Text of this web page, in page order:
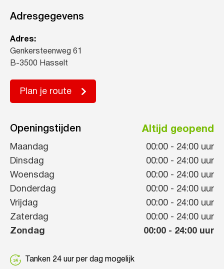
Adresgegevens
Adres:
Genkersteenweg 61
B-3500 Hasselt
Plan je route
Openingstijden Altijd geopend
Maandag 00:00 - 24:00 uur
Dinsdag
00:00 - 24:00 uur
Woensdag
00:00 - 24:00 uur
Donderdag
00:00 - 24:00 uur
Vrijdag
00:00 - 24:00 uur
Zaterdag
00:00 - 24:00 uur
Zondag
00:00 - 24:00 uur
Tanken 24 uur per dag mogelijk